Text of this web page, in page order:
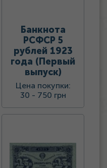
Банкнота
РСФСР 5
рублей 1923
года (Первый
выпуск)
Цена покупки:
30 - 750 грн